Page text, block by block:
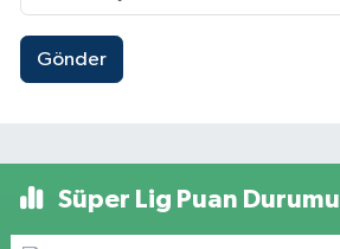
Gönder
Süper Lig Puan Durumu